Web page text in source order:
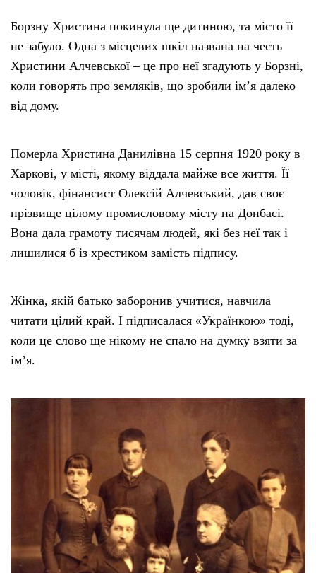
Борзну Христина покинула ще дитиною, та місто її
не забуло. Одна з місцевих шкіл названа на честь
Христини Алчевської – це про неї згадують у Борзні,
коли говорять про земляків, що зробили імʼя далеко
від дому.
Померла Христина Данилівна 15 серпня 1920 року в
Харкові, у місті, якому віддала майже все життя. Її
чоловік, фінансист Олексій Алчевський, дав своє
прізвище цілому промисловому місту на Донбасі.
Вона дала грамоту тисячам людей, які без неї так і
лишилися б із хрестиком замість підпису.
Жінка, якій батько заборонив учитися, навчила
читати цілий край. І підписалася «Українкою» тоді,
коли це слово ще нікому не спало на думку взяти за
імʼя.